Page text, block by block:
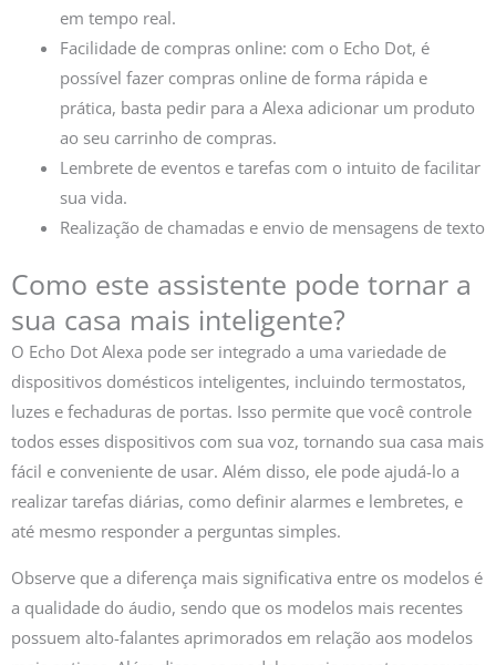
em tempo real.
Facilidade de compras online: com o Echo Dot, é
possível fazer compras online de forma rápida e
prática, basta pedir para a Alexa adicionar um produto
ao seu carrinho de compras.
Lembrete de eventos e tarefas com o intuito de facilitar
sua vida.
Realização de chamadas e envio de mensagens de texto
Como este assistente pode tornar a
sua casa mais inteligente?
O Echo Dot Alexa pode ser integrado a uma variedade de
dispositivos domésticos inteligentes, incluindo termostatos,
luzes e fechaduras de portas. Isso permite que você controle
todos esses dispositivos com sua voz, tornando sua casa mais
fácil e conveniente de usar. Além disso, ele pode ajudá-lo a
realizar tarefas diárias, como definir alarmes e lembretes, e
até mesmo responder a perguntas simples.
Observe que a diferença mais significativa entre os modelos é
a qualidade do áudio, sendo que os modelos mais recentes
possuem alto-falantes aprimorados em relação aos modelos